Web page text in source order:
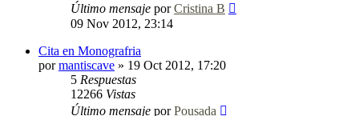
Último mensaje porCristina B
09 Nov 2012, 23:14
Cita en Monografria
pormantiscave » 19 Oct 2012, 17:20
5 Respuestas
12266 Vistas
Último mensaje porPousada